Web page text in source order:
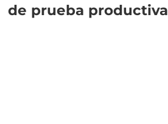
de prueba productiva